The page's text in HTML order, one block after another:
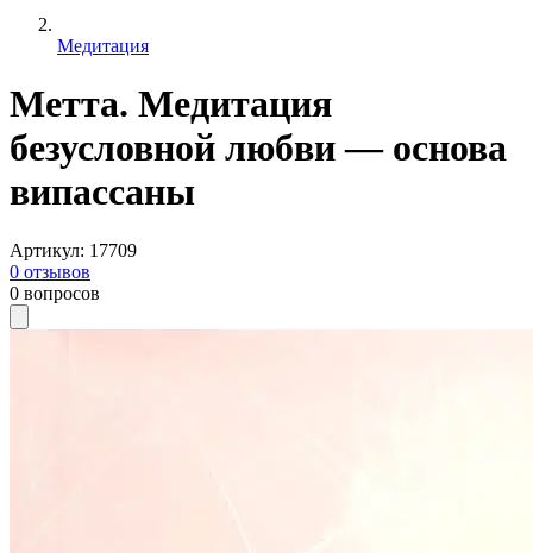
Медитация
Метта. Медитация
безусловной любви — основа
випассаны
Артикул: 17709
0 отзывов
0 вопросов